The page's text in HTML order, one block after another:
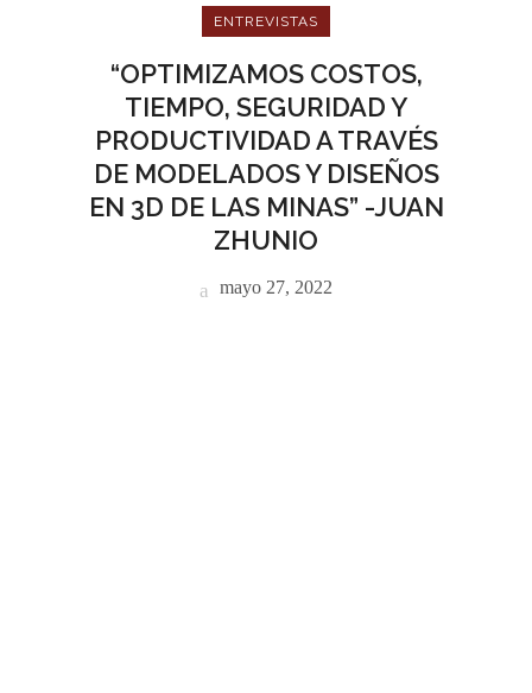
ENTREVISTAS
“OPTIMIZAMOS COSTOS,
TIEMPO, SEGURIDAD Y
PRODUCTIVIDAD A TRAVÉS
DE MODELADOS Y DISEÑOS
EN 3D DE LAS MINAS” -JUAN
ZHUNIO
mayo 27, 2022